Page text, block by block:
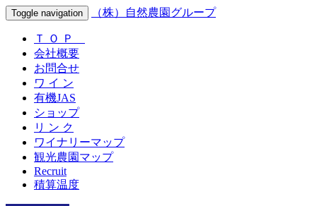
Toggle navigation （株）自然農園グループ
Ｔ Ｏ Ｐ
会社概要
お問合せ
ワ イ ン
有機JAS
ショップ
リ ン ク
ワイナリーマップ
観光農園マップ
Recruit
積算温度